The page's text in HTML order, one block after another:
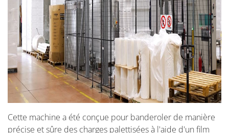
Cette machine a été conçue pour banderoler de manière
précise et sûre des charges palettisées à l'aide d'un film